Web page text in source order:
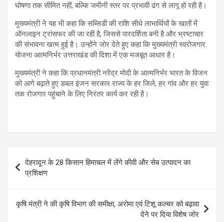
घोषणा तक सीमित नहीं, बल्कि जमीनी स्तर पर प्रभावी ढंग से लागू हो रही है।
मुख्यमंत्री ने यह भी कहा कि सब्सिडी की राशि सीधे लाभार्थियों के खातों में
ऑनलाइन ट्रांसफर की जा रही है, जिससे पारदर्शिता बनी है और भ्रष्टाचार
की संभावना खत्म हुई है। उन्होंने जोर देते हुए कहा कि मुख्यमंत्री स्वरोजगार
योजना आत्मनिर्भर उत्तराखंड की दिशा में एक मजबूत आधार है।
मुख्यमंत्री ने कहा कि प्रधानमंत्री नरेंद्र मोदी के आत्मनिर्भर भारत के विजन
को आगे बढ़ाते हुए डबल इंजन सरकार राज्य के हर जिले, हर गांव और हर युवा
तक रोजगार पहुंचाने के लिए निरंतर कार्य कर रही है।
Post
navigation
देहरादून के 28 किसान हिमाचल में लेंगे कीवी और सेब उत्पादन का
प्रशिक्षण
कृषि मंत्री ने की कृषि विभाग की समीक्षा, अरोमा एवं टिशू कल्चर को बढ़ावा
देने पर दिया विशेष जोर